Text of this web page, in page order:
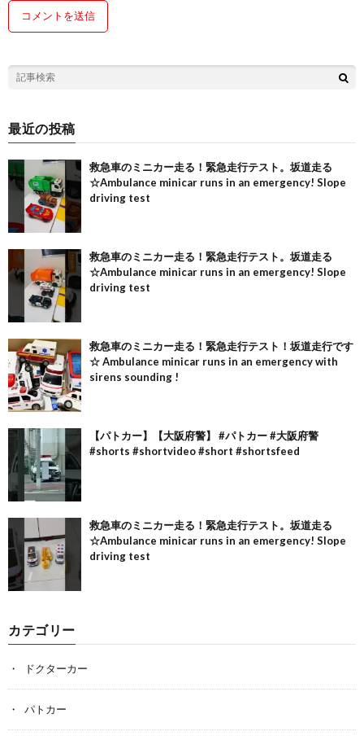
最近の投稿
救急車のミニカー走る！緊急走行テスト。坂道走る
☆Ambulance minicar runs in an emergency! Slope
driving test
救急車のミニカー走る！緊急走行テスト。坂道走る
☆Ambulance minicar runs in an emergency! Slope
driving test
救急車のミニカー走る！緊急走行テスト！坂道走行です
☆ Ambulance minicar runs in an emergency with
sirens sounding !
【パトカー】【大阪府警】 #パトカー #大阪府警
#shorts #shortvideo #short #shortsfeed
救急車のミニカー走る！緊急走行テスト。坂道走る
☆Ambulance minicar runs in an emergency! Slope
driving test
カテゴリー
ドクターカー
パトカー